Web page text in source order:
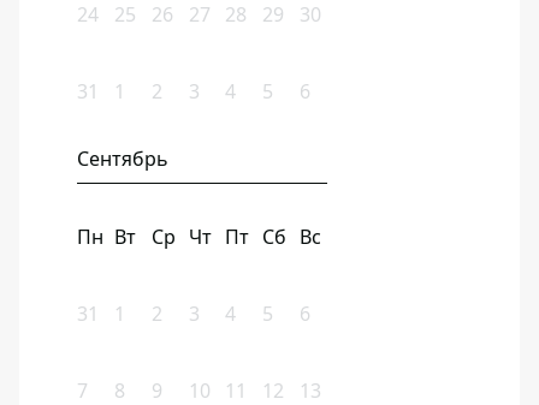
24 25 26 27 28 29 30
31 1 2 3 4 5 6
Сентябрь
Пн Вт Ср Чт Пт Сб Вс
31 1 2 3 4 5 6
7 8 9 10 11 12 13